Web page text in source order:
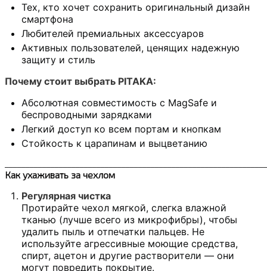
Тех, кто хочет сохранить оригинальный дизайн
смартфона
Любителей премиальных аксессуаров
Активных пользователей, ценящих надежную
защиту и стиль
Почему стоит выбрать PITAKA:
Абсолютная совместимость с MagSafe и
беспроводными зарядками
Легкий доступ ко всем портам и кнопкам
Стойкость к царапинам и выцветанию
Как ухаживать за чехлом
Регулярная чистка
Протирайте чехол мягкой, слегка влажной
тканью (лучше всего из микрофибры), чтобы
удалить пыль и отпечатки пальцев. Не
используйте агрессивные моющие средства,
спирт, ацетон и другие растворители — они
могут повредить покрытие.